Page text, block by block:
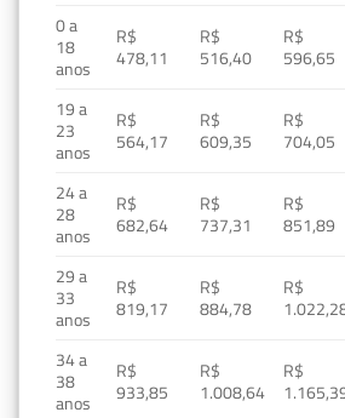
0 a
18
anos
R$
478,11
R$
516,40
R$
596,65
19 a
23
anos
R$
564,17
R$
609,35
R$
704,05
24 a
28
anos
R$
682,64
R$
737,31
R$
851,89
29 a
33
anos
R$
819,17
R$
884,78
R$
34 a
38
anos
R$
933,85
R$
1.008,64
R$